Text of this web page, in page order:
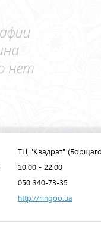
ТЦ "Квадрат"
10:00 - 22:00
050 340-73-35
http://ringoo.ua